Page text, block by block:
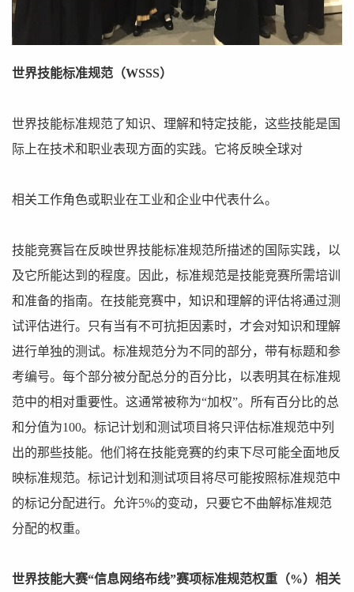
世界技能标准规范（WSSS）
世界技能标准规范了知识、理解和特定技能，这些技能是国
际上在技术和职业表现方面的实践。它将反映全球对
相关工作角色或职业在工业和企业中代表什么。
技能竞赛旨在反映世界技能标准规范所描述的国际实践，以
及它所能达到的程度。因此，标准规范是技能竞赛所需培训
和准备的指南。在技能竞赛中，知识和理解的评估将通过测
试评估进行。只有当有不可抗拒因素时，才会对知识和理解
进行单独的测试。标准规范分为不同的部分，带有标题和参
考编号。每个部分被分配总分的百分比，以表明其在标准规
范中的相对重要性。这通常被称为“加权”。所有百分比的总
和分值为100。标记计划和测试项目将只评估标准规范中列
出的那些技能。他们将在技能竞赛的约束下尽可能全面地反
映标准规范。标记计划和测试项目将尽可能按照标准规范中
的标记分配进行。允许5%的变动，只要它不曲解标准规范
分配的权重。
世界技能大赛“信息网络布线”赛项标准规范权重（%）相关